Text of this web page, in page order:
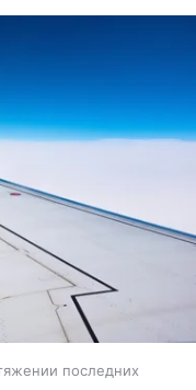
последних